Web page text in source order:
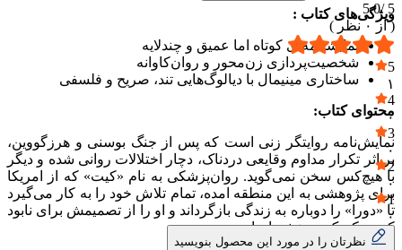
ویژگی‌های کتاب :
نمایشنامه‌ای کوتاه اما عمیق و چندلایه
شخصیت‌پردازی زن‌محور و روان‌کاوانه
ساختاری مینیمال با دیالوگ‌هایی تند، صریح و فلسفی
محتوای کتاب:
نمایش‌نامه روایتگر زنی است که پس از جنگ بوسنی و هرزگووین،
بر اثر تکرار مداوم وقایعی دردناک، دچار اختلالات روانی شده و دیگر
با هیچ‌کس سخن نمی‌گوید. روان‌پزشکی به نام «کیت» که از امریکا
برای پژوهشی به این منطقه امده، تمام تلاش خود را به کار می‌گیرد
تا «دورا» را دوباره به زندگی بازگرداند و او را از تصمیمش برای نابود
کردن کودک درونش بازدارد.
5 /
5.0
( از ۰ نظر )
5
۱
4
۰
3
۰
2
۰
1
۰
نظرتان را در مورد این محصول بنویسید